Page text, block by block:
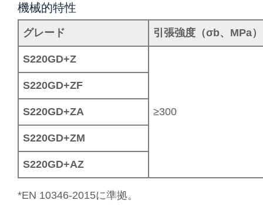
機械的特性
グレード 引張強度（σb、MPa）
S220GD+Z
≥300
S220GD+ZF
S220GD+ZA
S220GD+ZM
S220GD+AZ
*EN 10346-2015に準拠。